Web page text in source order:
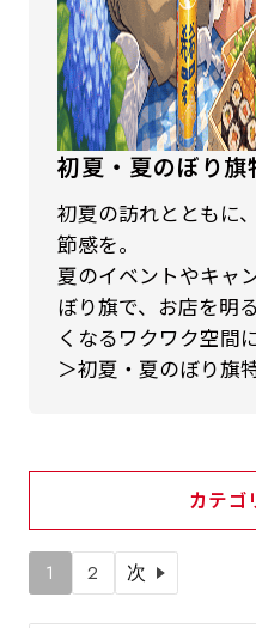
初夏・夏のぼり旗
初夏の訪れとともに
節感を。
夏のイベントやキャ
ぼり旗で、お店を明
くなるワクワク空間
＞初夏・夏のぼり旗
カテゴ
1 2 次